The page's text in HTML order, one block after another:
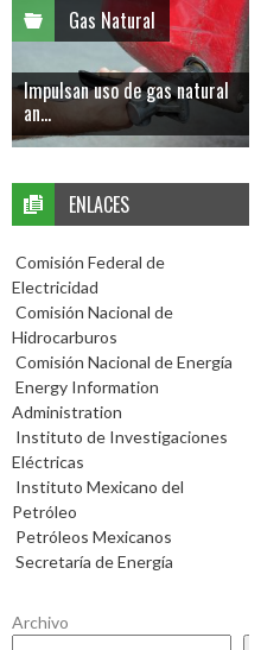
Gas Natural
Impulsan uso de gas natural
an...
ENLACES
Comisión Federal de
Electricidad
Comisión Nacional de
Hidrocarburos
Comisión Nacional de Energía
Energy Information
Administration
Instituto de Investigaciones
Eléctricas
Instituto Mexicano del
Petróleo
Petróleos Mexicanos
Secretaría de Energía
Archivo